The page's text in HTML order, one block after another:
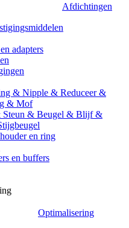
Afdichtingen
adapters
& Nipple & Reduceer &
& Mof
Steun & Beugel & Blijf &
en ring
en buffers
Optimalisering